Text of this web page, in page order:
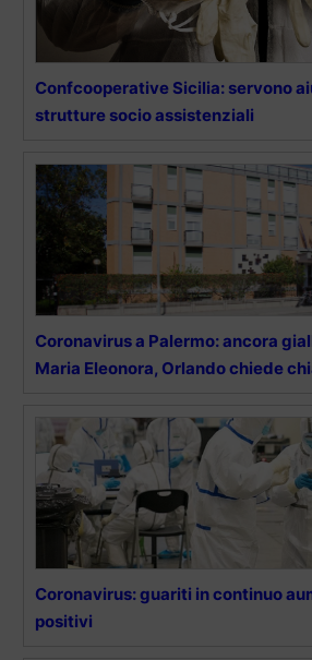
Confcooperative Sicilia: servono
strutture socio assistenziali
Coronavirus a Palermo: ancora
Maria Eleonora, Orlando chiede
Coronavirus: guariti in continuo
positivi